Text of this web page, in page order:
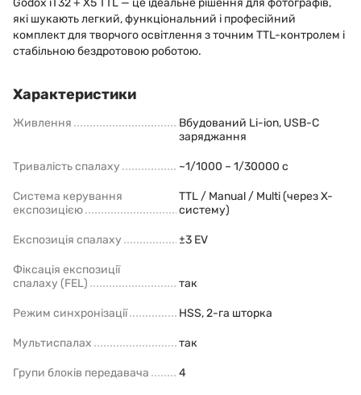
які шукають легкий, функціональний і професійний
комплект для творчого освітлення з точним TTL-контролем і
стабільною бездротовою роботою.
Характеристики
Живлення
Вбудований Li-ion, USB-C
заряджання
Тривалість спалаху ~1/1000 – 1/30000 с
Система керування
експозицією
TTL / Manual / Multi (через X-
систему)
Експозиція спалаху ±3 EV
Фіксація експозиції
спалаху (FEL)
так
Режим синхронізації HSS, 2-га шторка
Мультиспалах так
Групи блоків передавача 4